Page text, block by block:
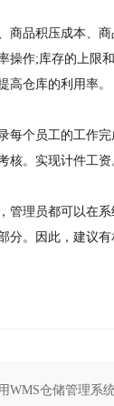
商品积压成本、
操作;库存的上限
高仓库的利用率。
每个员工的工作
核。实现计件工资
管理员都可以在
分。因此，建议
WMS仓储管理系